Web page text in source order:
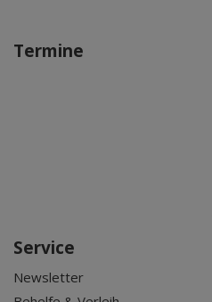
Termine
Service
Newsletter